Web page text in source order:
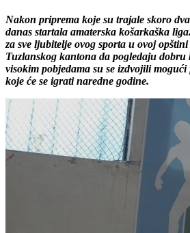
Nakon priprema koje su trajale skoro
danas startala amaterska košarkaška
za sve ljubitelje ovog sporta u ovoj
Tuzlanskog kantona da pogledaju dobru
visokim pobjedama su se izdvojili
koje će se igrati naredne godine.